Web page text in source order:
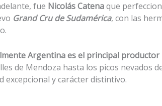
fue Nicolás Catenaque
Grand Cru de Sudamérica, con las
Argentina es el principal productor
de Mendoza hasta los picos nevados
excepcional y carácter distintivo.